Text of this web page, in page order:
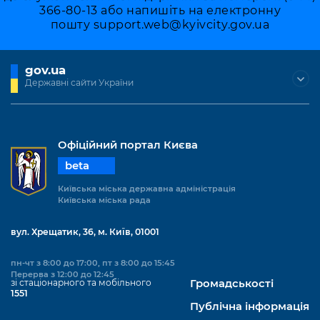
Підприємства, установи, організації
Kyiv International Relations
Річні звіти
Київська міська військова адміністрація
Портал Захисників та Захисниць
Безбар'єрність
Портал послуг
Важливе під час воєнного стану
Уряд» – місцевий рівень»
Про відкриті дані
Публічні дашборди
366-80-13 або напишіть на електронну
пошту support.web@kyivcity.gov.ua
gov.ua
Державні сайти України
Офіційний портал Києва
beta
Київська міська державна адміністрація
Київська міська рада
вул. Хрещатик, 36, м. Київ, 01001
пн-чт з 8:00 до 17:00, пт з 8:00 до 15:45
Перерва з 12:00 до 12:45
зі стаціонарного та мобільного
1551
Громадськості
Публічна інформація